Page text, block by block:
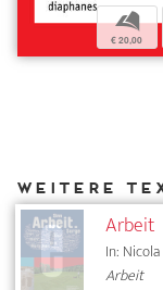
b
€ 20,00
Arbeit
In:
Arbeit